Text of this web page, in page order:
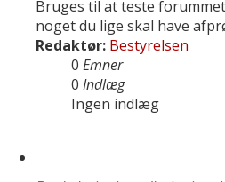
Bruges til at teste
noget du lige skal have
Redaktør: Bestyrelsen
0 Emner
0 Indlæg
Ingen indlæg